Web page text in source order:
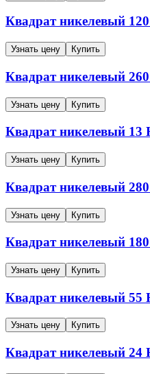
Квадрат никелевый 120
Узнать цену Купить
Квадрат никелевый 260
Узнать цену Купить
Квадрат никелевый 13
Узнать цену Купить
Квадрат никелевый 280
Узнать цену Купить
Квадрат никелевый 180
Узнать цену Купить
Квадрат никелевый 55
Узнать цену Купить
Квадрат никелевый 24